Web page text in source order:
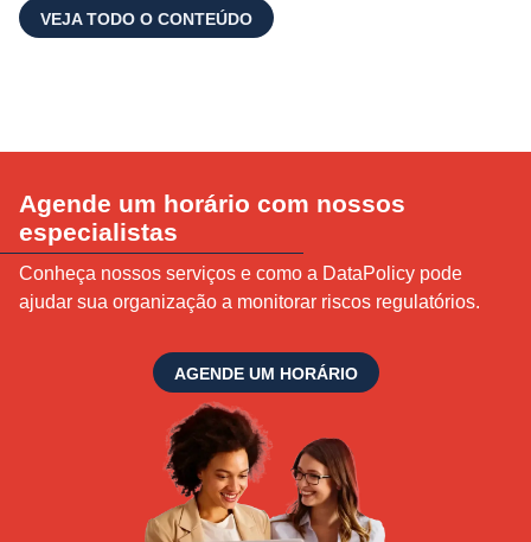
VEJA TODO O CONTEÚDO
Agende um horário com nossos
especialistas
Conheça nossos serviços e como a DataPolicy pode
ajudar sua organização a monitorar riscos regulatórios.
AGENDE UM HORÁRIO